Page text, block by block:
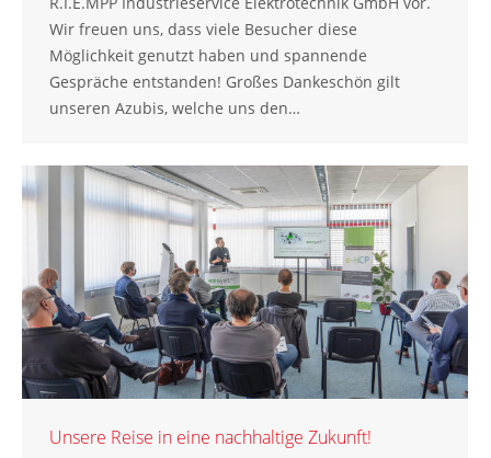
Wir freuen uns, dass viele Besucher diese
Möglichkeit genutzt haben und spannende
Gespräche entstanden! Großes Dankeschön gilt
unseren Azubis, welche uns den…
Unsere Reise in eine nachhaltige Zukunft!